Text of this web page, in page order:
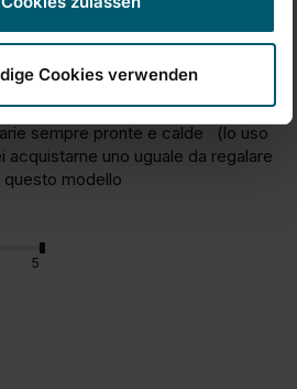
Cookies verwenden
L schwarz
funziona ancora in modo
sempre pronte e calde   (lo uso
uno uguale da regalare
modello
5